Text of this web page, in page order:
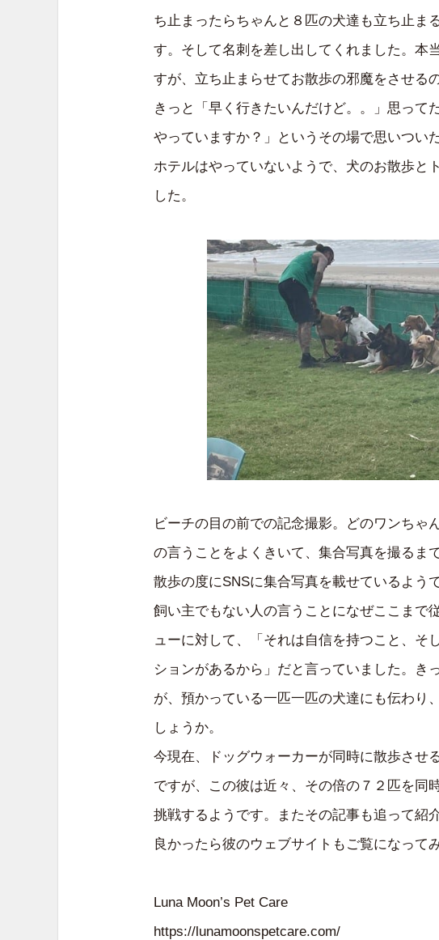
ち止まったらちゃんと８匹の犬達も立ち止ま
す。そして名刺を差し出してくれました。本
すが、立ち止まらせてお散歩の邪魔をさせる
きっと「早く行きたいんだけど。。」思って
やっていますか？」というその場で思いつい
ホテルはやっていないようで、犬のお散歩と
した。
ビーチの目の前での記念撮影。どのワンちゃ
の言うことをよくきいて、集合写真を撮るま
散歩の度にSNSに集合写真を載せているようで
飼い主でもない人の言うことになぜここまで
ューに対して、「それは自信を持つこと、そ
ションがあるから」だと言っていました。き
が、預かっている一匹一匹の犬達にも伝わり
しょうか。
今現在、ドッグウォーカーが同時に散歩させ
ですが、この彼は近々、その倍の７２匹を同
挑戦するようです。またその記事も追って紹
良かったら彼のウェブサイトもご覧になって
Luna Moon’s Pet Care
https://lunamoonspetcare.com/